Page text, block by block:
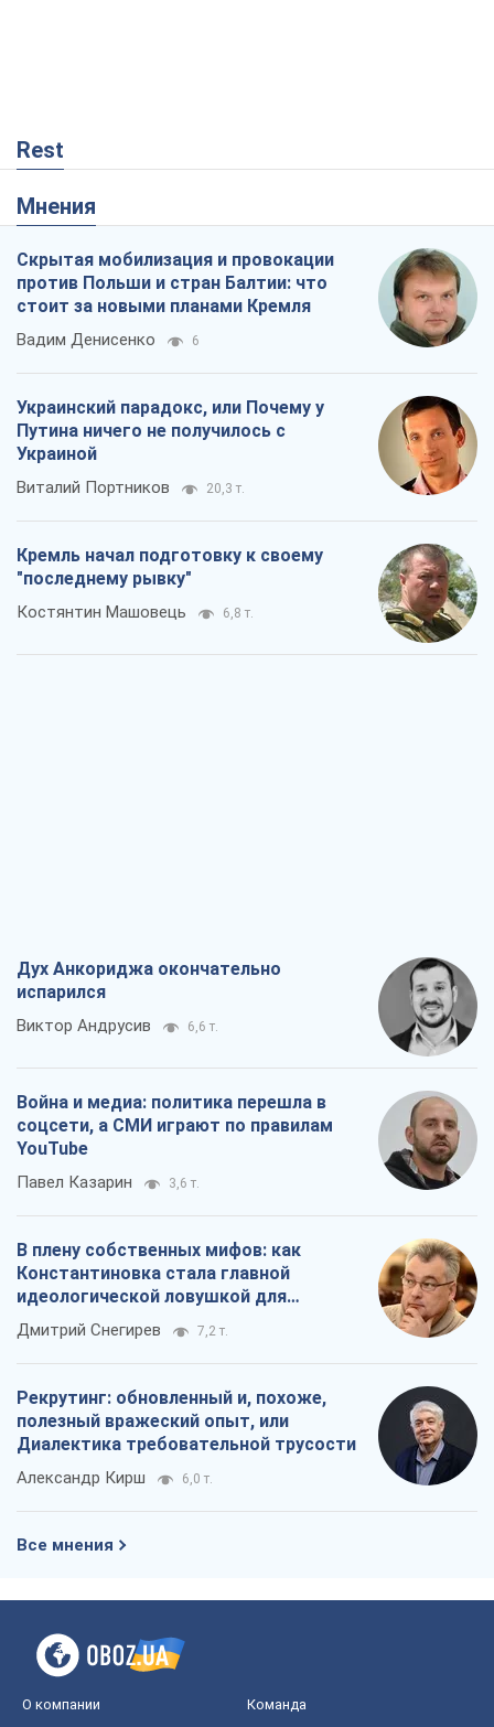
Rest
Мнения
Скрытая мобилизация и провокации
против Польши и стран Балтии: что
стоит за новыми планами Кремля
Вадим Денисенко 6
Украинский парадокс, или Почему у
Путина ничего не получилось с
Украиной
Виталий Портников 20,3 т.
Кремль начал подготовку к своему
"последнему рывку"
Костянтин Машовець 6,8 т.
Дух Анкориджа окончательно
испарился
Виктор Андрусив 6,6 т.
Война и медиа: политика перешла в
соцсети, а СМИ играют по правилам
YouTube
Павел Казарин 3,6 т.
В плену собственных мифов: как
Константиновка стала главной
идеологической ловушкой для
российских оккупантов
Дмитрий Снегирев 7,2 т.
Рекрутинг: обновленный и, похоже,
полезный вражеский опыт, или
Диалектика требовательной трусости
Александр Кирш 6,0 т.
Все мнения
О компании Команда